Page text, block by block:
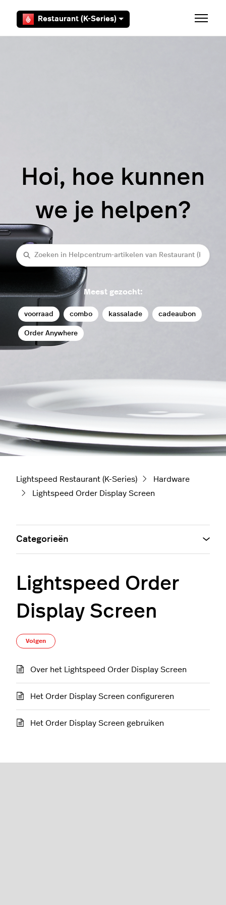
Restaurant (K-Series)
Hoi, hoe kunnen
we je helpen?
Zoeken
Meest gezocht:
voorraad combo kassalade cadeaubon
Order Anywhere
Lightspeed Restaurant (K-Series)
Hardware
Lightspeed Order Display Screen
Lightspeed Order
Display Screen
Volgen
Over het Lightspeed Order Display Screen
Het Order Display Screen configureren
Het Order Display Screen gebruiken
Categorieën